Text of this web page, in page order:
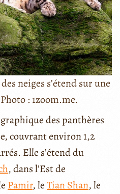
neiges s’étend sur une
: 1zoom.me.
des panthères
couvrant environ 1,2
Elle s’étend du
, dans l’Est de
Pamir, leTian Shan, le